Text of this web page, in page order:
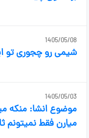
1405/05/08
شیمی رو چجوری تو
1405/05/03
موضوع انشا: منکه
میارن فقط نمیتونم